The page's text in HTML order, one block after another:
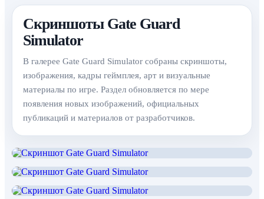
Скриншоты Gate Guard
Simulator
В галерее Gate Guard Simulator собраны скриншоты,
изображения, кадры геймплея, арт и визуальные
материалы по игре. Раздел обновляется по мере
появления новых изображений, официальных
публикаций и материалов от разработчиков.